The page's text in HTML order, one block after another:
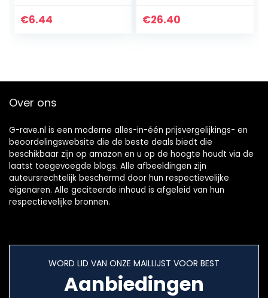
zilver verzinkt
€6.44 €26.40
Over ons
G-rave.nl is een moderne alles-in-één prijsvergelijkings- en
beoordelingswebsite die de beste deals biedt die
beschikbaar zijn op amazon en u op de hoogte houdt via de
laatst toegevoegde blogs. Alle afbeeldingen zijn
auteursrechtelijk beschermd door hun respectievelijke
eigenaren. Alle geciteerde inhoud is afgeleid van hun
respectievelijke bronnen.
WORD LID VAN ONZE MAILLIJST VOOR BEST
Aanbiedingen